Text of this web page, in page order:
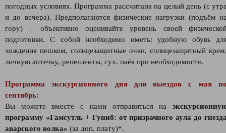
погодных условиях. Программа рассчитана на целый день (с
и до вечера). Предполагаются физические нагрузки (подъём
гору) – объективно оценивайте уровень своей
подготовки. С собой необходимо иметь: удобную обувь
хождения пешком, солнцезащитные очки, солнцезащитный
личную аптечку, репелленты, сух. паёк при необходимости.
Программа экскурсионного дня для выездов с мая
сентябрь:
Вы можете вместе с нами отправиться на
программу «Гамсутль + Гуниб: от призрачного аула до
аварского волка» (за доп. плату)*.